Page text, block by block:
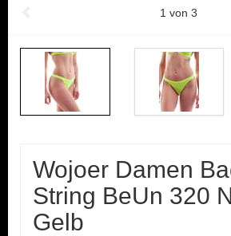
1 von3
Wojoer Damen
String BeUn 320
Gelb